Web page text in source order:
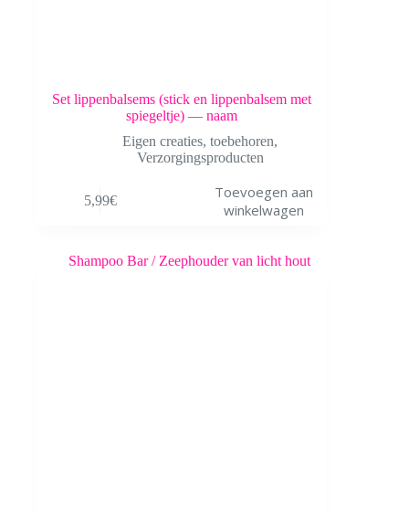
Set lippenbalsems (stick en lippenbalsem met
spiegeltje) — naam
Eigen creaties,toebehoren,
Verzorgingsproducten
5,99€
Toevoegen aan
winkelwagen